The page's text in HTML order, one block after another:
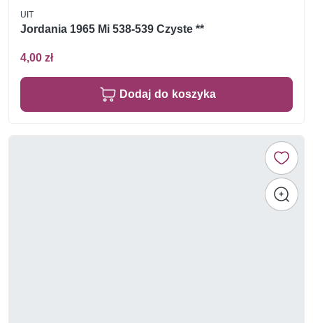
UIT
Jordania 1965 Mi 538-539 Czyste **
4,00 zł
Dodaj do koszyka